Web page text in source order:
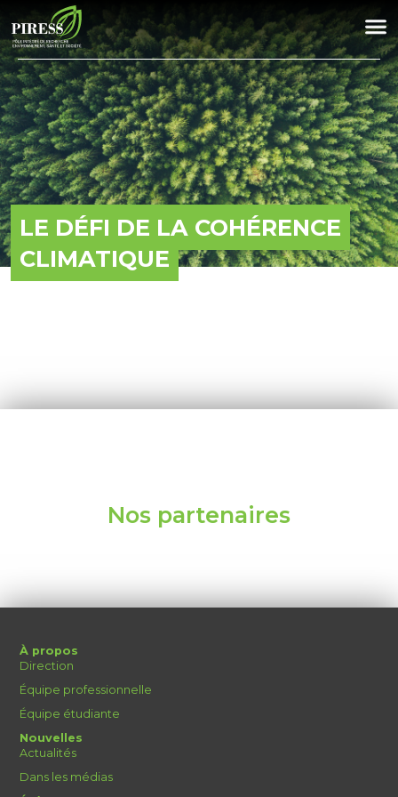
LE DÉFI DE LA COHÉRENCE
CLIMATIQUE
Nos partenaires
À propos
Direction
Équipe professionnelle
Équipe étudiante
Nouvelles
Actualités
Dans les médias